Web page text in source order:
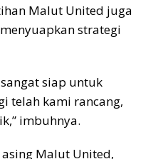
Malut United juga
strategi
siap untuk
telah kami rancang,
imbuhnya.
Malut United,